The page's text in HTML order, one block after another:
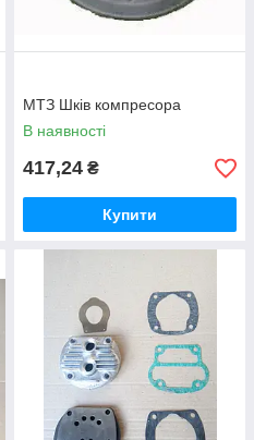
МТЗ Шків компресора
В наявності
417,24 ₴
Купити